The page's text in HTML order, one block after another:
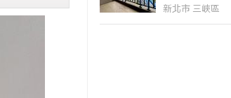
新北市 三峽區